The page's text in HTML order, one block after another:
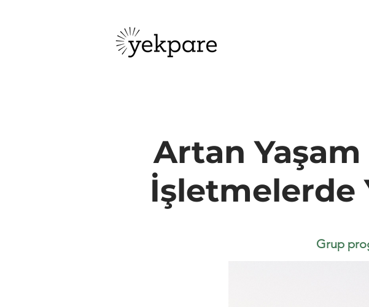
Artan
İşletmelerde
Grup